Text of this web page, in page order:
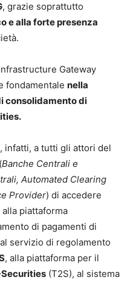
, grazie soprattutto
e alla forte presenza
Gateway
fondamentale nella
consolidamento di
infatti, a tutti gli attori del
Banche Centrali e
Automated Clearing
Provider) di accedere
alla piattaforma
di pagamenti di
servizio di regolamento
, alla piattaforma per il
Securities (T2S), al sistema